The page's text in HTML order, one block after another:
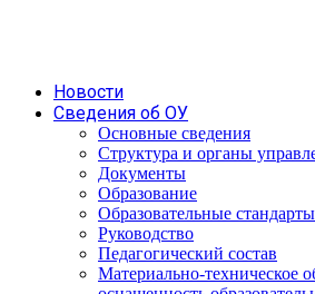
Новости
Сведения об ОУ
Основные сведения
Структура и органы
Документы
Образование
Образовательные
Руководство
Педагогический состав
Материально-техническое